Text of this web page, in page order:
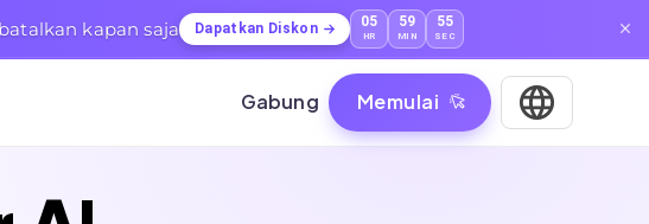
kapan saja Dapatkan Diskon 05
HR
59
MIN
53
SEC
Gabung Memulai